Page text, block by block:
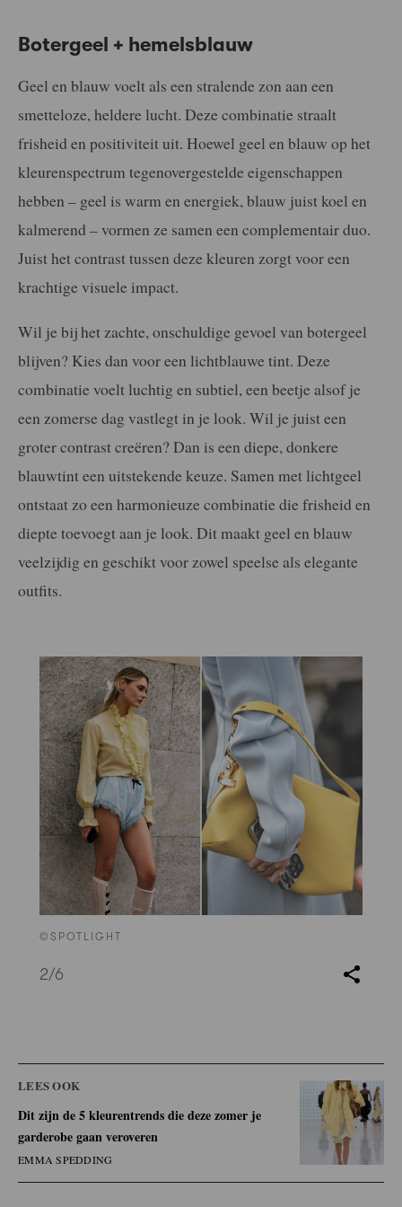
Botergeel + hemelsblauw
Geel en blauw voelt als een stralende zon aan een
smetteloze, heldere lucht. Deze combinatie straalt
frisheid en positiviteit uit. Hoewel geel en blauw op het
kleurenspectrum tegenovergestelde eigenschappen
hebben – geel is warm en energiek, blauw juist koel en
kalmerend – vormen ze samen een complementair duo.
Juist het contrast tussen deze kleuren zorgt voor een
krachtige visuele impact.
Wil je bij het zachte, onschuldige gevoel van botergeel
blijven? Kies dan voor een lichtblauwe tint. Deze
combinatie voelt luchtig en subtiel, een beetje alsof je
een zomerse dag vastlegt in je look. Wil je juist een
groter contrast creëren? Dan is een diepe, donkere
blauwtint een uitstekende keuze. Samen met lichtgeel
ontstaat zo een harmonieuze combinatie die frisheid en
diepte toevoegt aan je look. Dit maakt geel en blauw
veelzijdig en geschikt voor zowel speelse als elegante
outfits.
©SPOTLIGHT
2/6
LEES OOK
Dit zijn de 5 kleurentrends die deze zomer je
garderobe gaan veroveren
EMMA SPEDDING